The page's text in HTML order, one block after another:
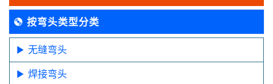
按弯头类型分类
无缝弯头
焊接弯头